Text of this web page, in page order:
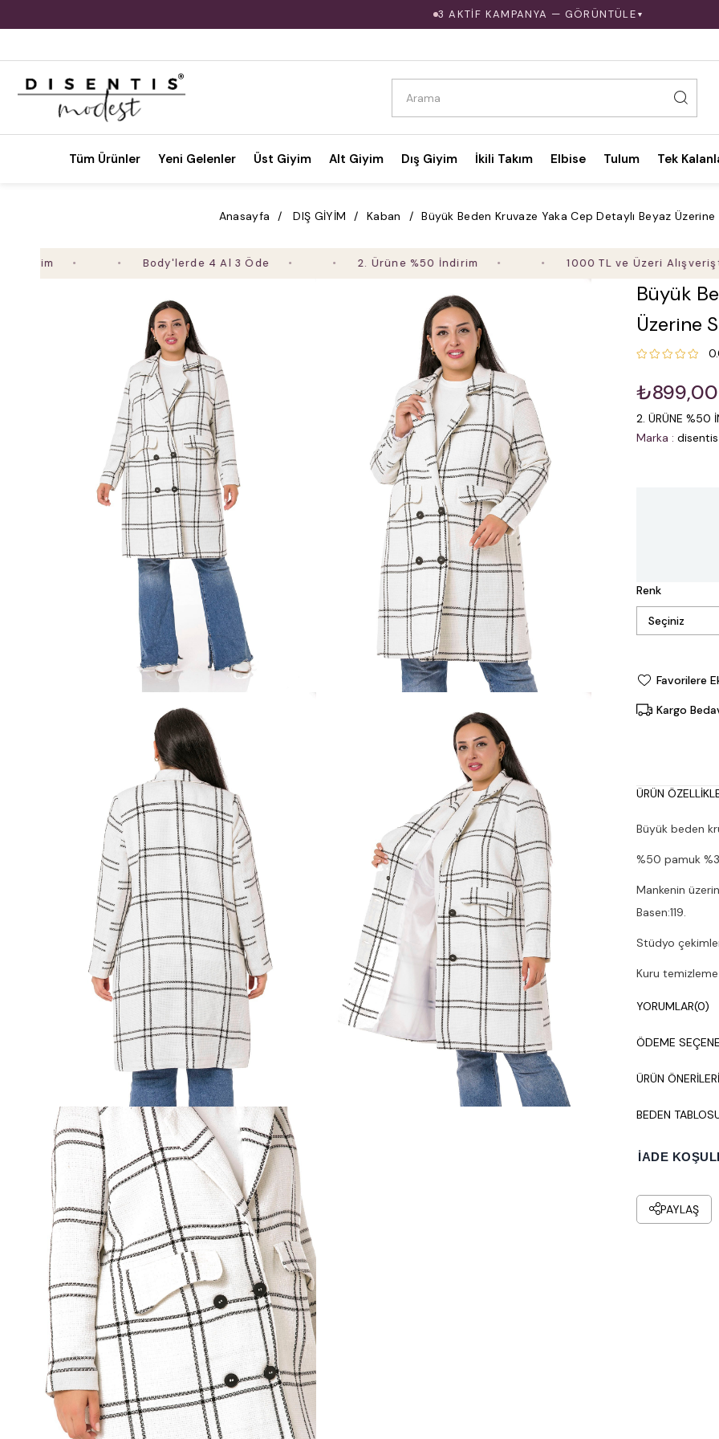
3 AKTİF KAMPANYA — GÖRÜNTÜLE ▼
Tüm Ürünler Yeni Gelenler Üst Giyim Alt Giyim Dış Giyim İkili Takım Elbise Tulum Tek
Anasayfa DIŞ GİYİM Kaban Büyük Beden Kruvaze Yaka Cep Detaylı Beyaz
Body'lerde 4 Al 3 Öde 2. Ürüne %50 İndirim 1000 TL ve Üzeri Alışverişte
Büyük
Üzerine
₺899,00
2. ÜRÜNE %50
Marka : disentis
Renk
Favorilere
Kargo
ÜRÜN
Büyük beden
%50 pamuk
Mankenin
Basen:119.
Stüdyo
Kuru
YORUMLAR(0)
ÖDEME
ÜRÜN
BEDEN
İADE
PAYLAŞ